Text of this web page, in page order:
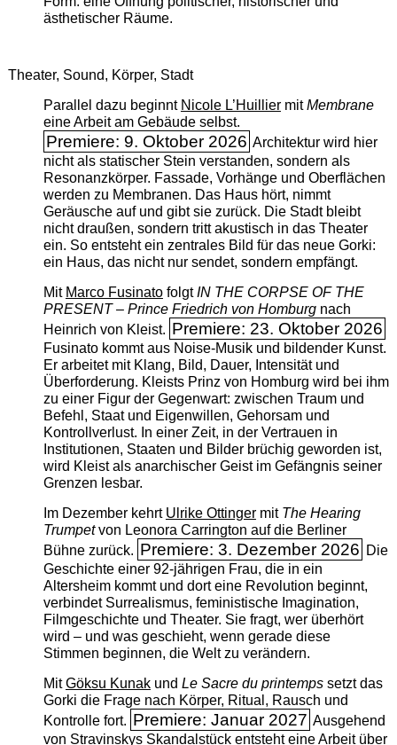
ästhetischer Räume.
Theater, Sound, Körper, Stadt
Parallel dazu beginnt Nicole L’Huilliermit ­Membrane
eine Arbeit am Gebäude selbst.
Premiere: 9. Oktober 2026 Architektur wird hier
nicht als statischer Stein verstanden, sondern als
Resonanzkörper. Fassade, Vorhänge und Oberflächen
werden zu Membranen. Das Haus hört, nimmt
Geräusche auf und gibt sie zurück. Die Stadt bleibt
nicht draußen, sondern tritt akustisch in das Theater
ein. So entsteht ein zentrales Bild für das neue Gorki:
ein Haus, das nicht nur sendet, sondern empfängt.
Mit Marco FusinatofolgtIN THE CORPSE OF THE
PRESENT – Prince Friedrich von Homburgnach
Heinrich von Kleist. Premiere: 23. Oktober 2026
Fusinato kommt aus Noise-Musik und bildender Kunst.
Er arbeitet mit Klang, Bild, Dauer, Intensität und
Überforderung. Kleists Prinz von Homburg wird bei ihm
zu einer Figur der Gegenwart: zwischen Traum und
Befehl, Staat und Eigenwillen, Gehorsam und
Kontrollverlust. In einer Zeit, in der Vertrauen in
Institutionen, Staaten und Bilder brüchig geworden ist,
wird Kleist als anarchischer Geist im Gefängnis seiner
Grenzen lesbar.
Im Dezember kehrt Ulrike Ottingermit The ­Hearing
Trumpetvon Leonora Carrington auf die Berliner
Bühne zurück. Premiere: 3. Dezember 2026 Die
Geschichte einer 92-jährigen Frau, die in ein
Altersheim kommt und dort eine Revolution beginnt,
verbindet Surrealismus, feministische Imagination,
Filmgeschichte und Theater. Sie fragt, wer überhört
wird – und was geschieht, wenn gerade diese
Stimmen beginnen, die Welt zu verändern.
MitGöksu Kunakund Le Sacre du printempssetzt das
Gorki die Frage nach Körper, Ritual, Rausch und
Kontrolle fort. Premiere: Januar 2027 Ausgehend
von Stravinskys Skandalstück entsteht eine Arbeit über